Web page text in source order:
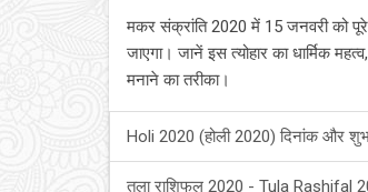
मकर संक्रांति 2020 में 15 जनवरी को पूरे
जाएगा। जानें इस त्योहार का धार्मिक
मनाने का तरीका।
Holi 2020 (होली 2020) दिनांक और शुभ
तुला राशिफल 2020 - Tula Rashifal